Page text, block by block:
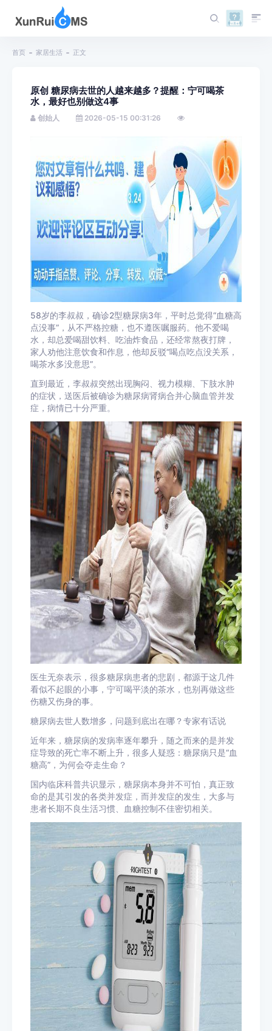
首页 家居生活 正文
原创 糖尿病去世的人越来越多？提醒：宁可喝茶
水，最好也别做这4事
创始人 2026-05-15 00:31:26
58岁的李叔叔，确诊2型糖尿病3年，平时总觉得“血糖高
点没事”，从不严格控糖，也不遵医嘱服药。他不爱喝
水，却总爱喝甜饮料、吃油炸食品，还经常熬夜打牌，
家人劝他注意饮食和作息，他却反驳“喝点吃点没关系，
喝茶水多没意思”。
直到最近，李叔叔突然出现胸闷 、视力模糊、下肢水肿
的症状，送医后被确诊为糖尿病肾病合并心脑血管并发
症，病情已十分严重。
医生无奈表示，很多糖尿病患者的悲剧，都源于这几件
看似不起眼的小事，宁可喝平淡的茶水，也别再做这些
伤糖又伤身的事。
糖尿病去世人数增多，问题到底出在哪？专家有话说
近年来，糖尿病的发病率逐年攀升，随之而来的是并发
症导致的死亡率不断上升，很多人疑惑：糖尿病只是“血
糖高”，为何会夺走生命？
国内临床科普共识显示，糖尿病本身并不可怕，真正致
命的是其引发的各类并发症，而并发症的发生，大多与
患者长期不良生活习惯、
血糖控制不佳密切相关。